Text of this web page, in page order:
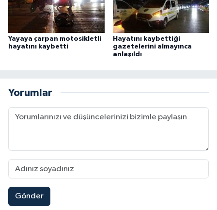
Yayaya çarpan motosikletli
hayatını kaybetti
Hayatını kaybettiği
gazetelerini almayınca
anlaşıldı
Yorumlar
Gönder